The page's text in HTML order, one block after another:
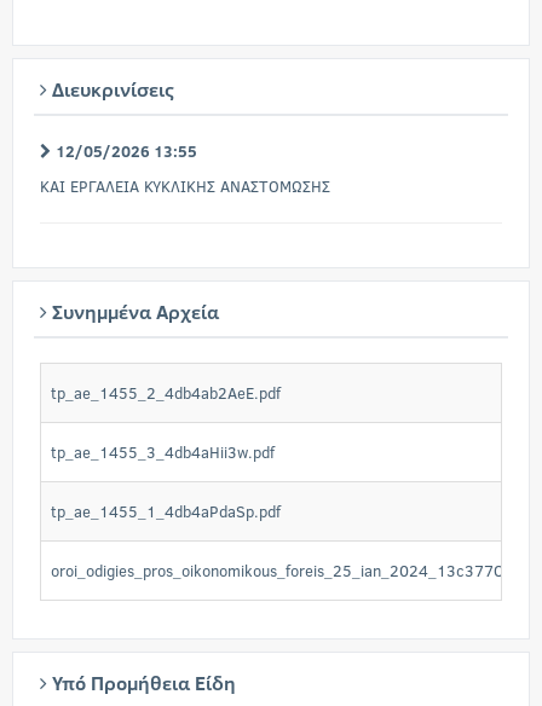
Διευκρινίσεις
12/05/2026 13:55
ΚΑΙ ΕΡΓΑΛΕΙΑ ΚΥΚΛΙΚΗΣ ΑΝΑΣΤΟΜΩΣΗΣ
Συνημμένα Αρχεία
tp_ae_1455_2_4db4ab2AeE.pdf
tp_ae_1455_3_4db4aHii3w.pdf
tp_ae_1455_1_4db4aPdaSp.pdf
Υπό Προμήθεια Είδη